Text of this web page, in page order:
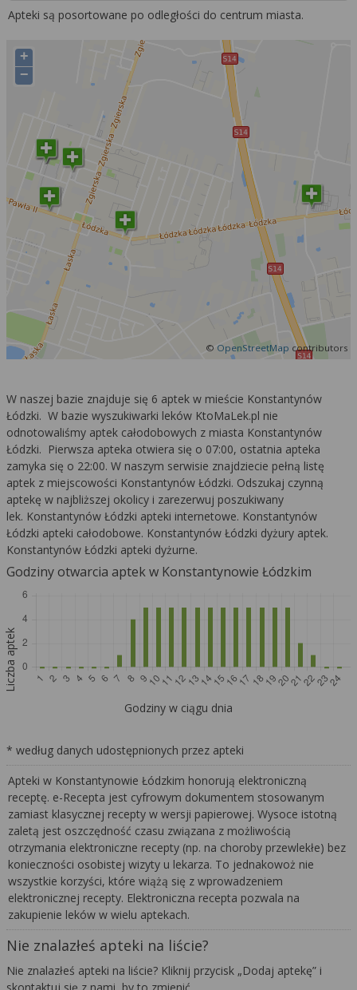
Apteki są posortowane po odległości do centrum miasta.
+
−
© OpenStreetMap contributors
W naszej bazie znajduje się 6 aptek w mieście Konstantynów
Łódzki. W bazie wyszukiwarki leków KtoMaLek.pl nie
odnotowaliśmy aptek całodobowych z miasta Konstantynów
Łódzki. Pierwsza apteka otwiera się o 07:00, ostatnia apteka
zamyka się o 22:00. W naszym serwisie znajdziecie pełną listę
aptek z miejscowości Konstantynów Łódzki. Odszukaj czynną
aptekę w najbliższej okolicy i zarezerwuj poszukiwany
lek. Konstantynów Łódzki apteki internetowe. Konstantynów
Łódzki apteki całodobowe. Konstantynów Łódzki dyżury aptek.
Konstantynów Łódzki apteki dyżurne.
Godziny otwarcia aptek w Konstantynowie Łódzkim
Liczba aptek
Godziny w ciągu dnia
* według danych udostępnionych przez apteki
Apteki w Konstantynowie Łódzkim honorują elektroniczną
receptę. e-Recepta jest cyfrowym dokumentem stosowanym
zamiast klasycznej recepty w wersji papierowej. Wysoce istotną
zaletą jest oszczędność czasu związana z możliwością
otrzymania elektroniczne recepty (np. na choroby przewlekłe) bez
konieczności osobistej wizyty u lekarza. To jednakowoż nie
wszystkie korzyści, które wiążą się z wprowadzeniem
elektronicznej recepty. Elektroniczna recepta pozwala na
zakupienie leków w wielu aptekach.
Nie znalazłeś apteki na liście?
Nie znalazłeś apteki na liście? Kliknij przycisk „Dodaj aptekę” i
skontaktuj się z nami, by to zmienić.